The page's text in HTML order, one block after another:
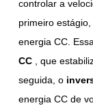
controlar a
primeiro
energia CC.
CC , que
seguida, o
energia CC de